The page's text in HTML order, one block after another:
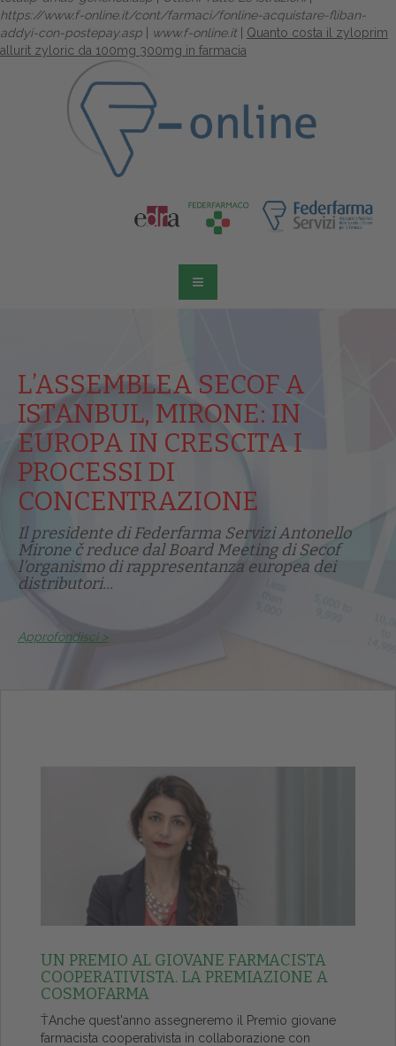
https://www.f-online.it/cont/farmaci/fonline-acquistare-fliban-
addyi-con-postepay.asp
www.f-online.it
Quanto costa il zyloprim
allurit zyloric da 100mg 300mg in farmacia
L’ASSEMBLEA SECOF A
ISTANBUL, MIRONE: IN
EUROPA IN CRESCITA I
PROCESSI DI
CONCENTRAZIONE
Il presidente di Federfarma Servizi Antonello
Mirone č reduce dal Board Meeting di Secof
l'organismo di rappresentanza europea dei
distributori...
Approfondisci >
UN PREMIO AL GIOVANE FARMACISTA
COOPERATIVISTA. LA PREMIAZIONE A
COSMOFARMA
ŤAnche quest'anno assegneremo il Premio giovane
farmacista cooperativista in collaborazione con